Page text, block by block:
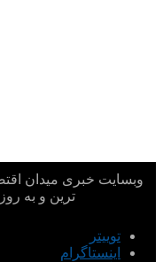
وبسایت خبری میدان
ترین و به
توییتر
اینستاگرام